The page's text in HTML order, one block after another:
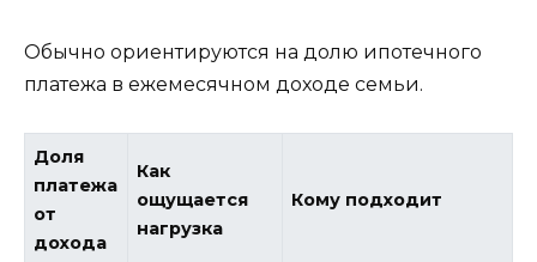
Обычно ориентируются на долю ипотечного
платежа в ежемесячном доходе семьи.
Доля
платежа
от
дохода
Как
ощущается
нагрузка
Кому подходит